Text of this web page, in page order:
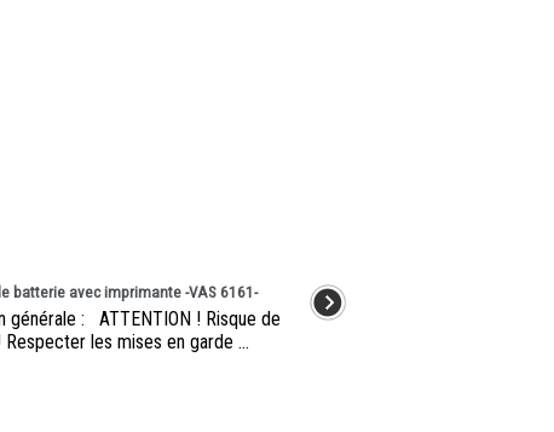
batterie avec imprimante -VAS 6161-
générale : ATTENTION ! Risque de
Respecter les mises en garde ...